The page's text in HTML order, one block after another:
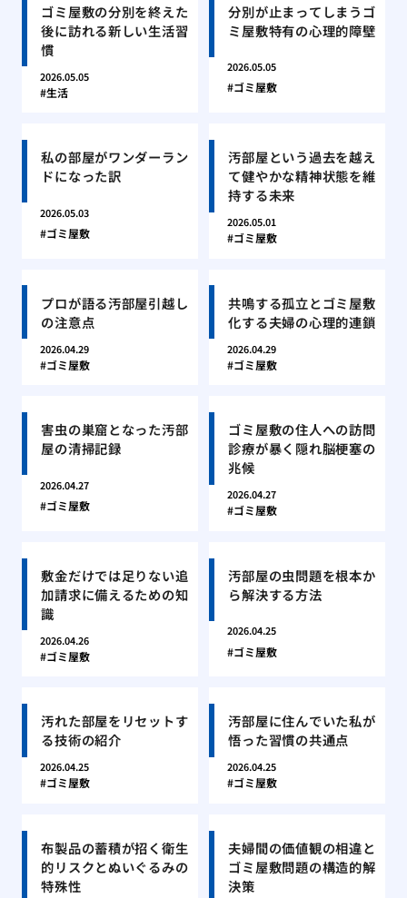
ゴミ屋敷の分別を終えた
後に訪れる新しい生活習
慣
2026.05.05
生活
分別が止まってしまうゴ
ミ屋敷特有の心理的障壁
2026.05.05
ゴミ屋敷
私の部屋がワンダーラン
ドになった訳
2026.05.03
ゴミ屋敷
汚部屋という過去を越え
て健やかな精神状態を維
持する未来
2026.05.01
ゴミ屋敷
プロが語る汚部屋引越し
の注意点
2026.04.29
ゴミ屋敷
共鳴する孤立とゴミ屋敷
化する夫婦の心理的連鎖
2026.04.29
ゴミ屋敷
害虫の巣窟となった汚部
屋の清掃記録
2026.04.27
ゴミ屋敷
ゴミ屋敷の住人への訪問
診療が暴く隠れ脳梗塞の
兆候
2026.04.27
ゴミ屋敷
敷金だけでは足りない追
加請求に備えるための知
識
2026.04.26
ゴミ屋敷
汚部屋の虫問題を根本か
ら解決する方法
2026.04.25
ゴミ屋敷
汚れた部屋をリセットす
る技術の紹介
2026.04.25
ゴミ屋敷
汚部屋に住んでいた私が
悟った習慣の共通点
2026.04.25
ゴミ屋敷
布製品の蓄積が招く衛生
的リスクとぬいぐるみの
特殊性
夫婦間の価値観の相違と
ゴミ屋敷問題の構造的解
決策